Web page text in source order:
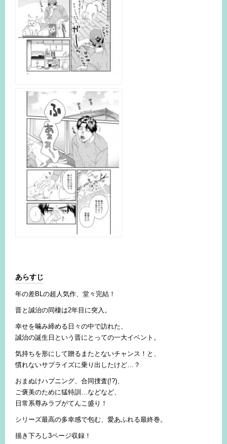
あらすじ
年の差BLの超人気作、堂々完結！
晋と誠治の同棲は2年目に突入。
幸せを噛み締める日々の中で訪れた、
誠治の誕生日という晋にとっての一大イベント。
気持ちを形にして贈るまたとないチャンス！と、
慣れないサプライズに乗り出したけど…？
おまぬけハプニング、合同捜査(!?)、
ご褒美のために猛特訓…などなど、
日常系尊みラブがてんこ盛り！
シリーズ最高の多幸感で包む、愛あふれる最終巻。
描き下ろし3ページ収録！